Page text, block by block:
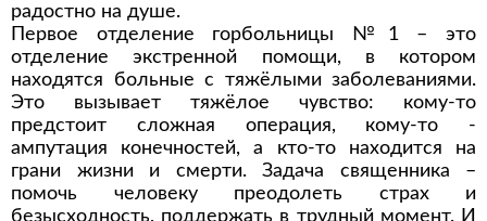
радостно на душе.
Первое отделение горбольницы №1 – это
отделение экстренной помощи, в котором
находятся больные с тяжёлыми заболеваниями.
Это вызывает тяжёлое чувство: кому-то
предстоит сложная операция, кому-то -
ампутация конечностей, а кто-то находится на
грани жизни и смерти. Задача священника –
помочь человеку преодолеть страх и
безысходность, поддержать в трудный момент. И